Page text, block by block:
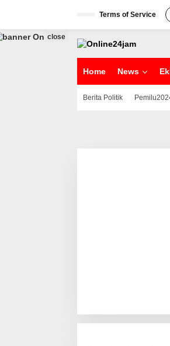
p
Terms of Service
Home News
Berita Politik
close